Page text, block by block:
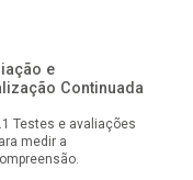
e
Continuada
1 Testes e avaliações
medir a